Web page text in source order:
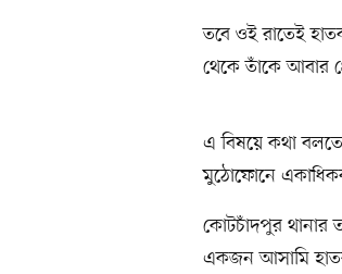
তবে ওই রাতেই
থেকে তাঁকে আবার
এ বিষয়ে কথা
মুঠোফোনে
কোটচাঁদপুর থানার
একজন আসামি